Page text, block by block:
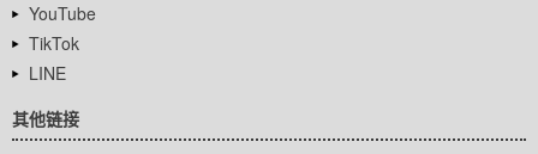
YouTube
TikTok
LINE
其他链接